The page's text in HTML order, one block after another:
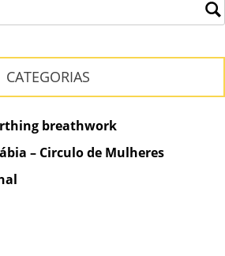
CATEGORIAS
breathwork
– Circulo de Mulheres